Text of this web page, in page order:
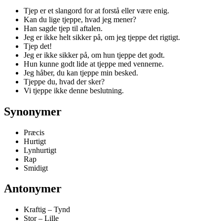
Tjep er et slangord for at forstå eller være enig.
Kan du lige tjeppe, hvad jeg mener?
Han sagde tjep til aftalen.
Jeg er ikke helt sikker på, om jeg tjeppe det rigtigt.
Tjep det!
Jeg er ikke sikker på, om hun tjeppe det godt.
Hun kunne godt lide at tjeppe med vennerne.
Jeg håber, du kan tjeppe min besked.
Tjeppe du, hvad der sker?
Vi tjeppe ikke denne beslutning.
Synonymer
Præcis
Hurtigt
Lynhurtigt
Rap
Smidigt
Antonymer
Kraftig – Tynd
Stor – Lille